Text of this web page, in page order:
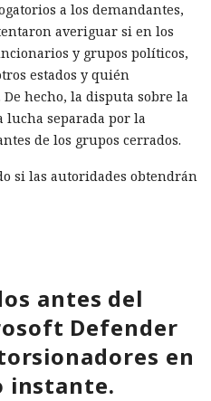
a los demandantes,
averiguar si en los
y grupos políticos,
estados y quién
hecho, la disputa sobre la
separada por la
de los grupos cerrados.
si las autoridades obtendrán
se les solicitó comentar sobre
antes del
Defender
en
instante.